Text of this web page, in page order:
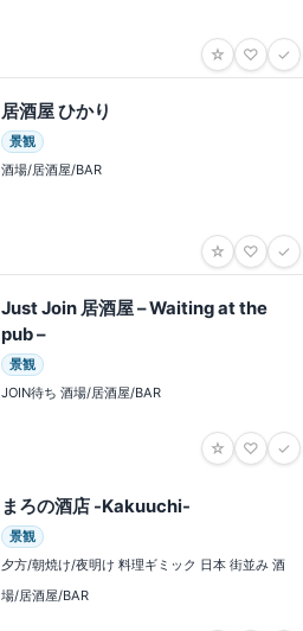
☆ ♡ ✓
居酒屋 ひかり
景観
酒場/居酒屋/BAR
☆ ♡ ✓
Just Join 居酒屋 – Waiting at the
pub –
景観
JOIN待ち 酒場/居酒屋/BAR
☆ ♡ ✓
まろの酒店 -Kakuuchi-
景観
夕方/朝焼け/夜明け 料理ギミック 日本 街並み 酒
場/居酒屋/BAR